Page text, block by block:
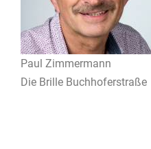
Paul Zimmermann
Die Brille Buchhoferstraße